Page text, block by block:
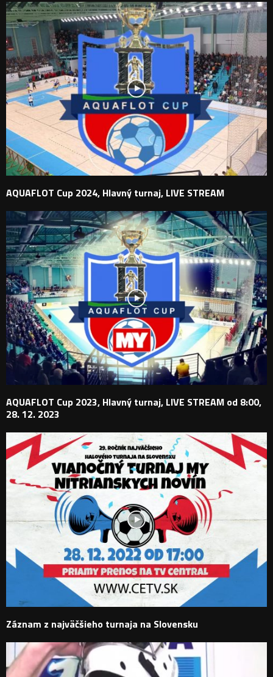
AQUAFLOT Cup 2024, Hlavný turnaj, LIVE STREAM
AQUAFLOT Cup 2023, Hlavný turnaj, LIVE STREAM od 8:00,
28. 12. 2023
Záznam z najväčšieho turnaja na Slovensku